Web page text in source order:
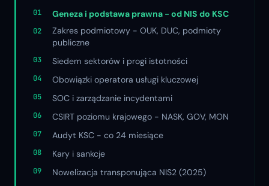
Geneza i podstawa prawna - od NIS do KSC
Zakres podmiotowy - OUK, DUC, podmioty
publiczne
Siedem sektorów i progi istotności
Obowiązki operatora usługi kluczowej
SOC i zarządzanie incydentami
CSIRT poziomu krajowego - NASK, GOV, MON
Audyt KSC - co 24 miesiące
Kary i sankcje
Nowelizacja transponująca NIS2 (2025)